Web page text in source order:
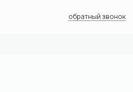
обратный звонок